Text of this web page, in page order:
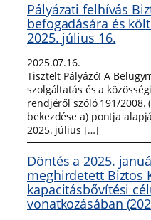
Pályázati felhívás
befogadására és
2025. július 16.
2025.07.16.
Tisztelt Pályázó! A
szolgáltatás és a
rendjéről szóló 191/2008.
bekezdése a) pontja
2025. július […]
Döntés a 2025.
meghirdetett Biztos
kapacitásbővítési
vonatkozásában